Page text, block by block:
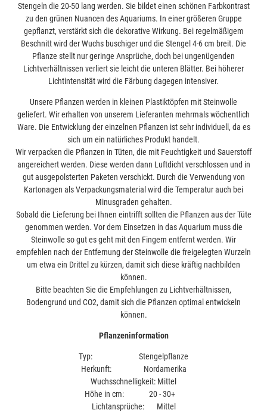
Stengeln die 20-50 lang werden. Sie bildet einen schönen Farbkontrast
zu den grünen Nuancen des Aquariums. In einer größeren Gruppe
gepflanzt, verstärkt sich die dekorative Wirkung. Bei regelmäßigem
Beschnitt wird der Wuchs buschiger und die Stengel 4-6 cm breit. Die
Pflanze stellt nur geringe Ansprüche, doch bei ungenügenden
Lichtverhältnissen verliert sie leicht die unteren Blätter. Bei höherer
Lichtintensität wird die Färbung dagegen intensiver.
Unsere Pflanzen werden in kleinen Plastiktöpfen mit Steinwolle
geliefert. Wir erhalten von unserem Lieferanten mehrmals wöchentlich
Ware. Die Entwicklung der einzelnen Pflanzen ist sehr individuell, da es
sich um ein natürliches Produkt handelt.
Wir verpacken die Pflanzen in Tüten, die mit Feuchtigkeit und Sauerstoff
angereichert werden. Diese werden dann Luftdicht verschlossen und in
gut ausgepolsterten Paketen verschickt. Durch die Verwendung von
Kartonagen als Verpackungsmaterial wird die Temperatur auch bei
Minusgraden gehalten.
Sobald die Lieferung bei Ihnen eintrifft sollten die Pflanzen aus der Tüte
genommen werden. Vor dem Einsetzen in das Aquarium muss die
Steinwolle so gut es geht mit den Fingern entfernt werden. Wir
empfehlen nach der Entfernung der Steinwolle die freigelegten Wurzeln
um etwa ein Drittel zu kürzen, damit sich diese kräftig nachbilden
können.
Bitte beachten Sie die Empfehlungen zu Lichtverhältnissen,
Bodengrund und CO2, damit sich die Pflanzen optimal entwickeln
können.
Pflanzeninformation
Typ: Stengelpflanze
Herkunft: Nordamerika
Wuchsschnelligkeit: Mittel
Höhe in cm: 20 - 30+
Lichtansprüche: Mittel